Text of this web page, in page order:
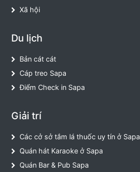
Xã hội
Du lịch
Bản cát cát
Cáp treo Sapa
Điểm Check in Sapa
Giải trí
Các cở sở tắm lá thuốc uy tín ở Sapa
Quán hát Karaoke ở Sapa
Quán Bar & Pub Sapa